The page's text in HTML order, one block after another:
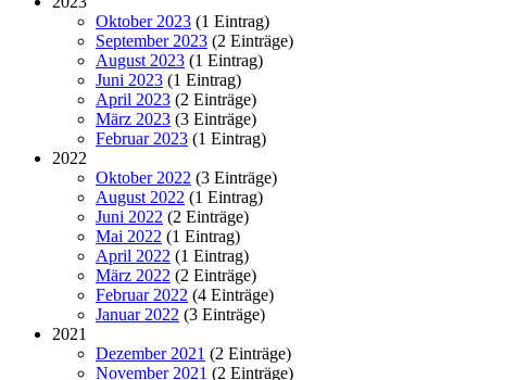
Oktober 2023 (1 Eintrag)
September 2023 (2 Einträge)
August 2023 (1 Eintrag)
Juni 2023 (1 Eintrag)
April 2023 (2 Einträge)
März 2023 (3 Einträge)
Februar 2023 (1 Eintrag)
2022
Oktober 2022 (3 Einträge)
August 2022 (1 Eintrag)
Juni 2022 (2 Einträge)
Mai 2022 (1 Eintrag)
April 2022 (1 Eintrag)
März 2022 (2 Einträge)
Februar 2022 (4 Einträge)
Januar 2022 (3 Einträge)
2021
Dezember 2021 (2 Einträge)
November 2021 (2 Einträge)